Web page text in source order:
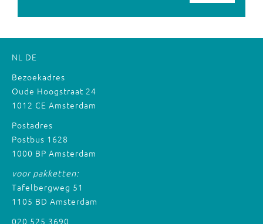
NL DE
Bezoekadres
Oude Hoogstraat 24
1012 CE Amsterdam
Postadres
Postbus 1628
1000 BP Amsterdam
voor pakketten:
Tafelbergweg 51
1105 BD Amsterdam
020 525 3690